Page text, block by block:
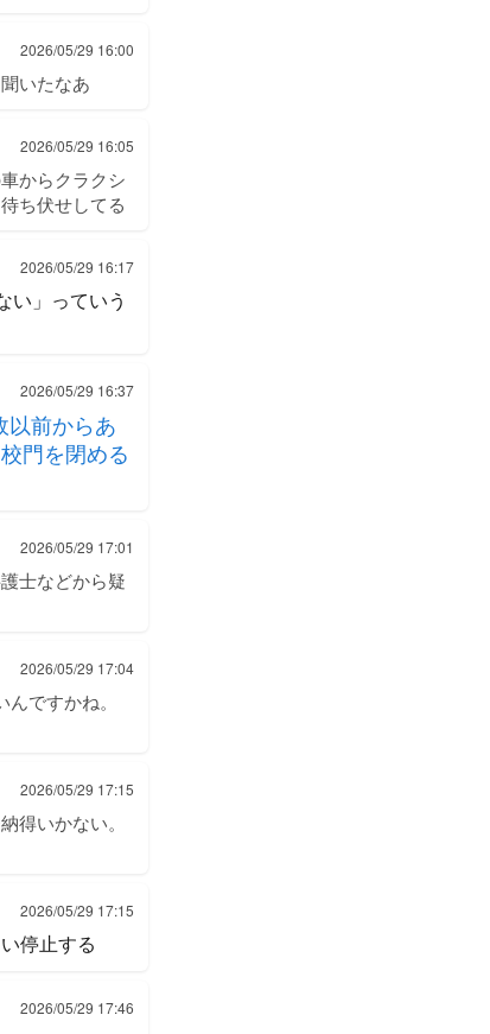
2026/05/29 16:00
いたなあ
2026/05/29 16:05
からクラクシ
ち伏せしてる
2026/05/29 16:17
い」っていう
2026/05/29 16:37
以前からあ
門を閉める
2026/05/29 17:01
士などから疑
2026/05/29 17:04
ですかね。
2026/05/29 17:15
得いかない。
2026/05/29 17:15
停止する
2026/05/29 17:46